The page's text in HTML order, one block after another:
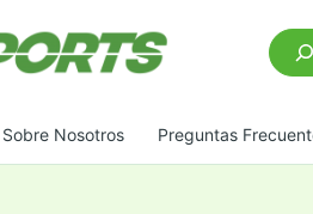
Buscar
Sobre Nosotros Preguntas